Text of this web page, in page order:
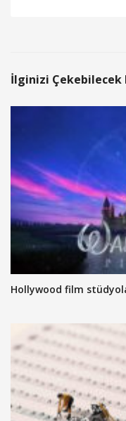
İlginizi Çekebilecek
Hollywood film